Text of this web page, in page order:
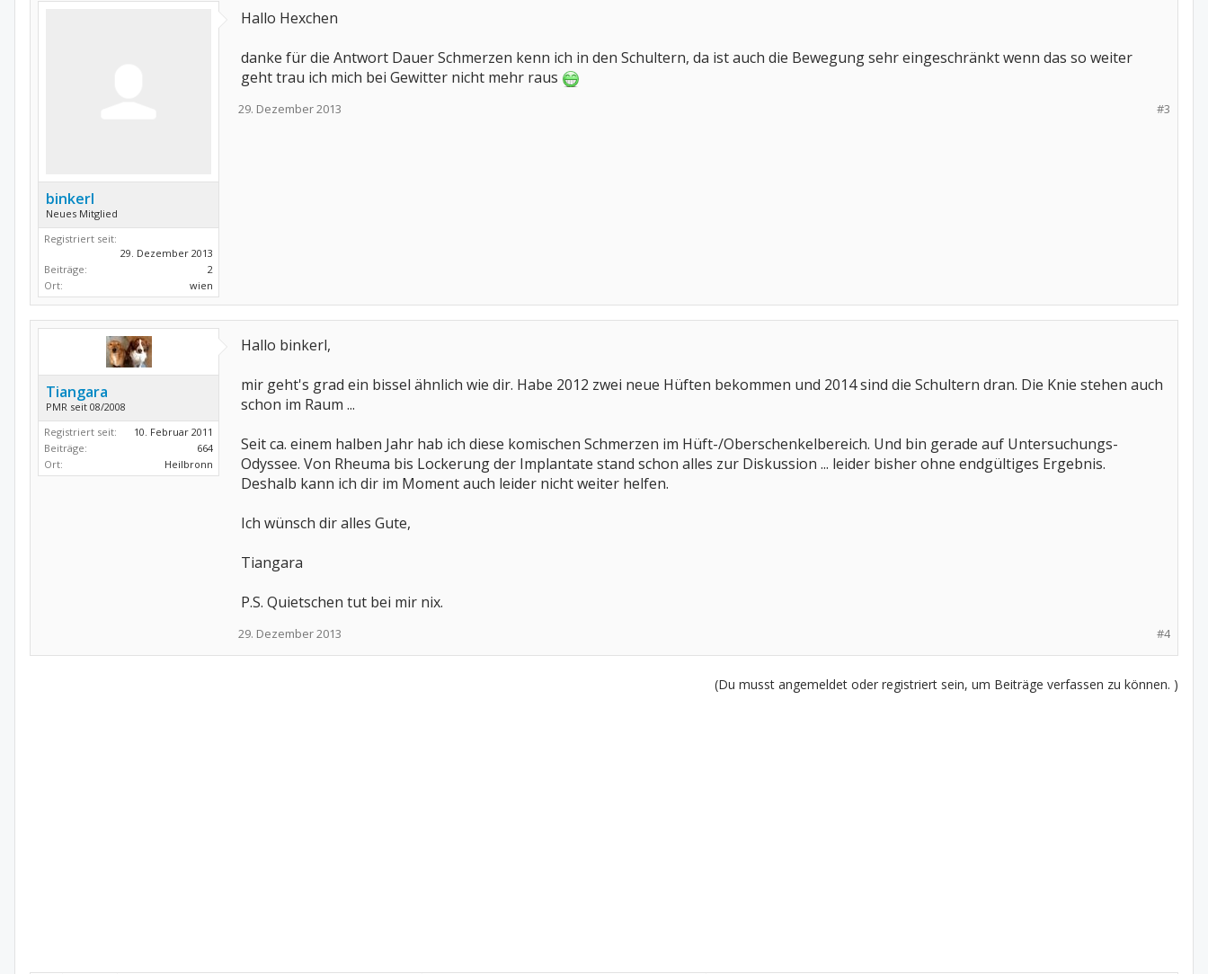
binkerl
Neues Mitglied
Registriert seit:
29. Dezember 2013
Beiträge:
2
Ort:
wien
Hallo Hexchen
danke für die Antwort Dauer Schmerzen kenn ich in den Schultern, da ist auch die Bewegung sehr eingeschränkt wenn das so weiter
geht trau ich mich bei Gewitter nicht mehr raus
#3
29. Dezember 2013
Tiangara
PMR seit 08/2008
Registriert seit:
10. Februar 2011
Beiträge:
664
Ort:
Heilbronn
Hallo binkerl,
mir geht's grad ein bissel ähnlich wie dir. Habe 2012 zwei neue Hüften bekommen und 2014 sind die Schultern dran. Die Knie stehen auch
schon im Raum ...
Seit ca. einem halben Jahr hab ich diese komischen Schmerzen im Hüft-/Oberschenkelbereich. Und bin gerade auf Untersuchungs-
Odyssee. Von Rheuma bis Lockerung der Implantate stand schon alles zur Diskussion ... leider bisher ohne endgültiges Ergebnis.
Deshalb kann ich dir im Moment auch leider nicht weiter helfen.
Ich wünsch dir alles Gute,
Tiangara
P.S. Quietschen tut bei mir nix.
#4
29. Dezember 2013
(Du musst angemeldet oder registriert sein, um Beiträge verfassen zu können. )